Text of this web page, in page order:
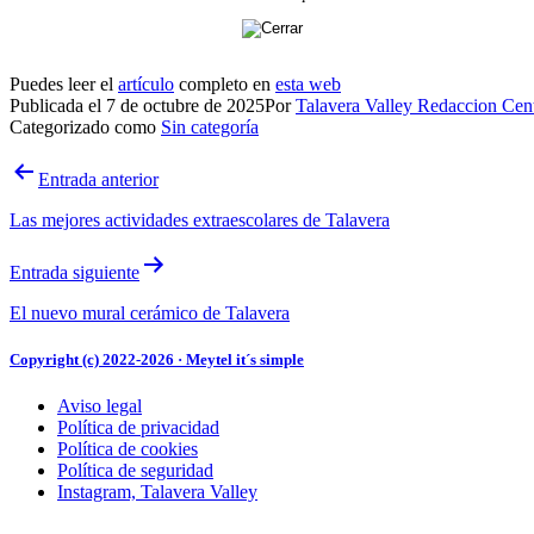
Puedes leer el artículo completo en esta web
Publicada el 7 de octubre de 2025PorTalavera Valley Redaccion
Categorizado como Sin categoría
Navegación
entradas
Entrada anterior
Las mejores actividades extraescolares de Talavera
Entrada siguiente
El nuevo mural cerámico de Talavera
Copyright (c) 2022-2026 · Meytel it´s simple
Aviso legal
Política de privacidad
Política de cookies
Política de seguridad
Instagram, Talavera Valley